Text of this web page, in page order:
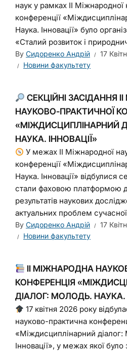
наук у рамках ІІ
конференції
Наука. Інновації» було
«Сталий розвиток і
By Сидоренко Андрій
17
Новини факультету
СЕКЦІЙНІ ЗАСІДАННЯ
НАУКОВО-ПРАКТИЧНОЇ
«МІЖДИСЦИПЛІНАРНИЙ
НАУКА. ІННОВАЦІЇ»
У межах ІІ Міжнародної
конференції
Наука. Інновації» відбулися
стали фаховою платформою
результатів наукових
актуальних проблем
By Сидоренко Андрій
17
Новини факультету
ІІ МІЖНАРОДНА
КОНФЕРЕНЦІЯ
ДІАЛОГ: МОЛОДЬ. НАУКА.
17 квітня 2026 року
науково-практична
«Міждисциплінарний
Інновації», у межах якої